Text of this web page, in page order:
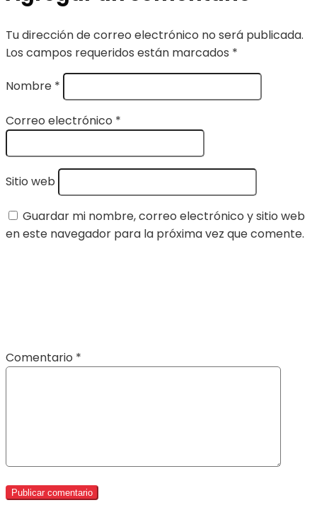
Tu dirección de correo electrónico no será publicada.
Los campos requeridos están marcados *
Nombre *
Correo electrónico *
Sitio web
Guardar mi nombre, correo electrónico y sitio web
en este navegador para la próxima vez que comente.
Comentario *